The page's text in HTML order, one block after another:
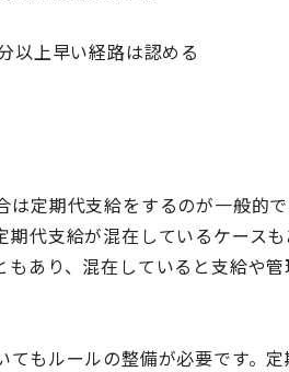
以上早い経路は認める
定期代支給をするのが一般的
代支給が混在しているケース
あり、混在していると支給や
もルールの整備が必要です。